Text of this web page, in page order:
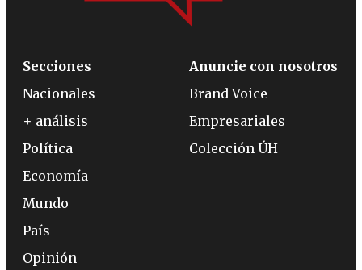
Secciones
Nacionales
+ análisis
Política
Economía
Mundo
País
Opinión
Anuncie con nosotros
Brand Voice
Empresariales
Colección ÚH